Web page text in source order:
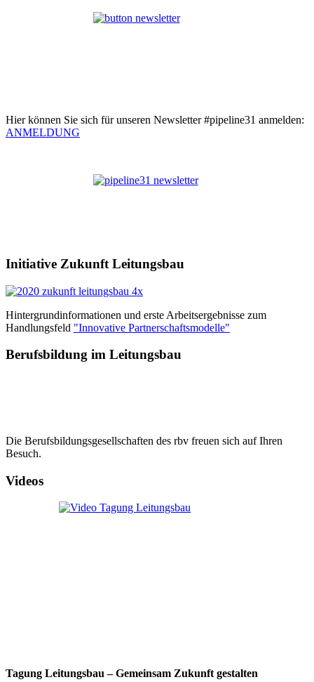
Hier können Sie sich für unseren Newsletter #pipeline31 anmelden:
ANMELDUNG
Initiative Zukunft Leitungsbau
Hintergrundinformationen und erste Arbeitsergebnisse zum
Handlungsfeld "Innovative Partnerschaftsmodelle"
Berufsbildung im Leitungsbau
Die Berufsbildungsgesellschaften des rbv freuen sich auf Ihren
Besuch.
Videos
Tagung Leitungsbau – Gemeinsam Zukunft gestalten